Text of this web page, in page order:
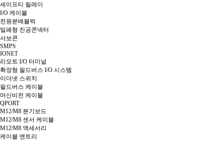
세이프티 릴레이
I/O 케이블
전원분배블럭
밀폐형 진공콘넥터
서보콘
SMPS
IONET
리모트 I/O 터미널
확장형 필드버스 I/O 시스템
이더넷 스위치
필드버스 케이블
머신비전 케이블
QPORT
M12/M8 분기보드
M12/M8 센서 케이블
M12/M8 액세서리
케이블 엔트리